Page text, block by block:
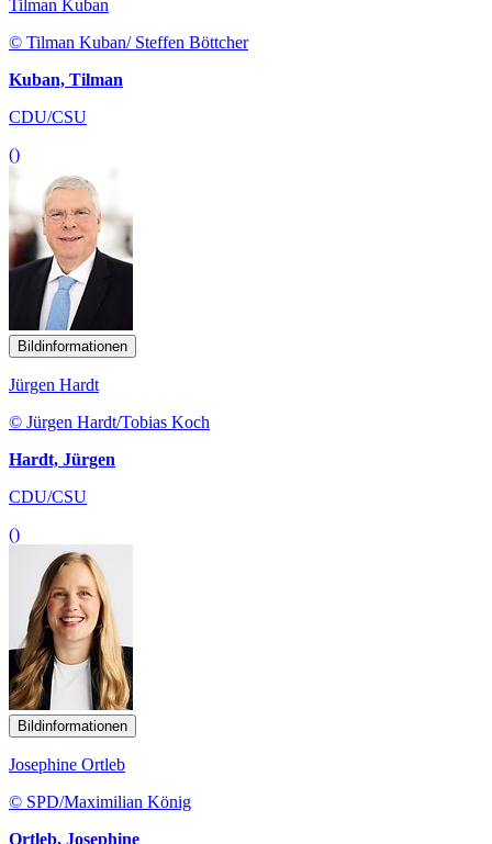
Tilman Kuban
© Tilman Kuban/ Steffen Böttcher
Kuban, Tilman
CDU/CSU
()
Bildinformationen
Jürgen Hardt
© Jürgen Hardt/Tobias Koch
Hardt, Jürgen
CDU/CSU
()
Bildinformationen
Josephine Ortleb
© SPD/Maximilian König
Ortleb, Josephine